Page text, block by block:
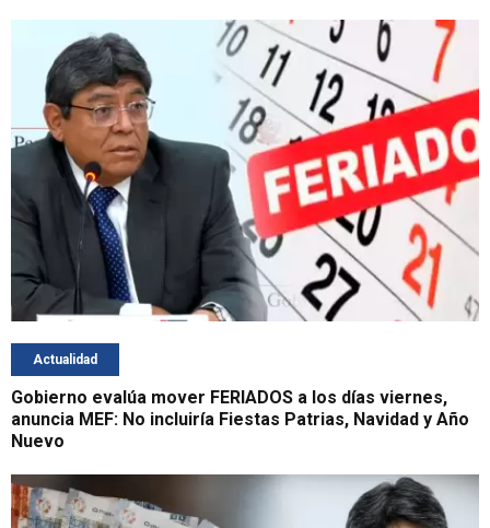
Actualidad
Gobierno evalúa mover FERIADOS a los días viernes,
anuncia MEF: No incluiría Fiestas Patrias, Navidad y Año
Nuevo